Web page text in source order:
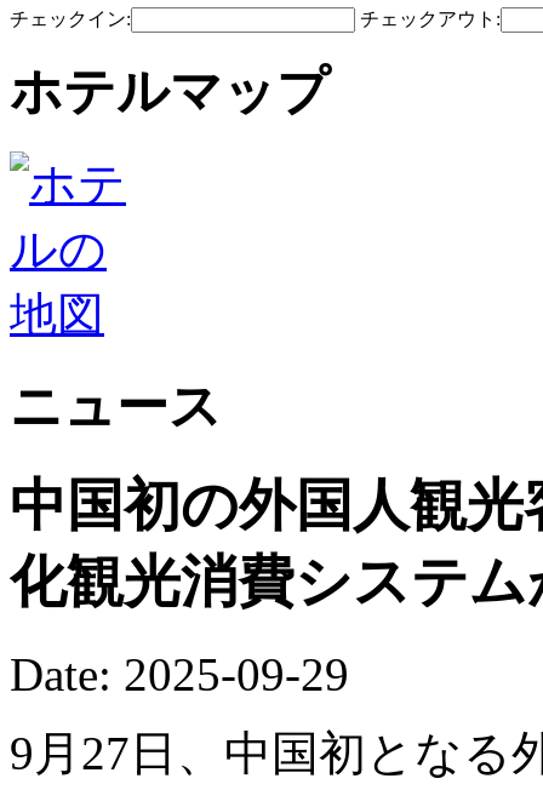
チェックイン: チェックアウト:
ホテルマップ
ニュース
中国初の外国人観
化観光消費システ
Date: 2025-09-29
9月27日、中国初となる